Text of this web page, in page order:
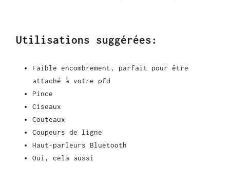
Utilisations suggérées:
Faible encombrement, parfait pour être
attaché à votre pfd
Pince
Ciseaux
Couteaux
Coupeurs de ligne
Haut-parleurs Bluetooth
Oui, cela aussi